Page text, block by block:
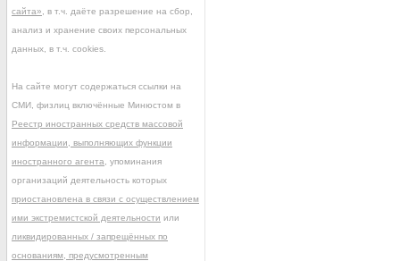
сайта» , в т.ч. даёте разрешение на сбор,
анализ и хранение своих персональных
данных, в т.ч. cookies.
На сайте могут содержаться ссылки на
СМИ, физлиц включённые Минюстом в
Реестр иностранных средств массовой
информации, выполняющих функции
иностранного агента , упоминания
организаций деятельность которых
приостановлена в связи с осуществлением
ими экстремистской деятельности или
ликвидированных / запрещённых по
основаниям, предусмотренным